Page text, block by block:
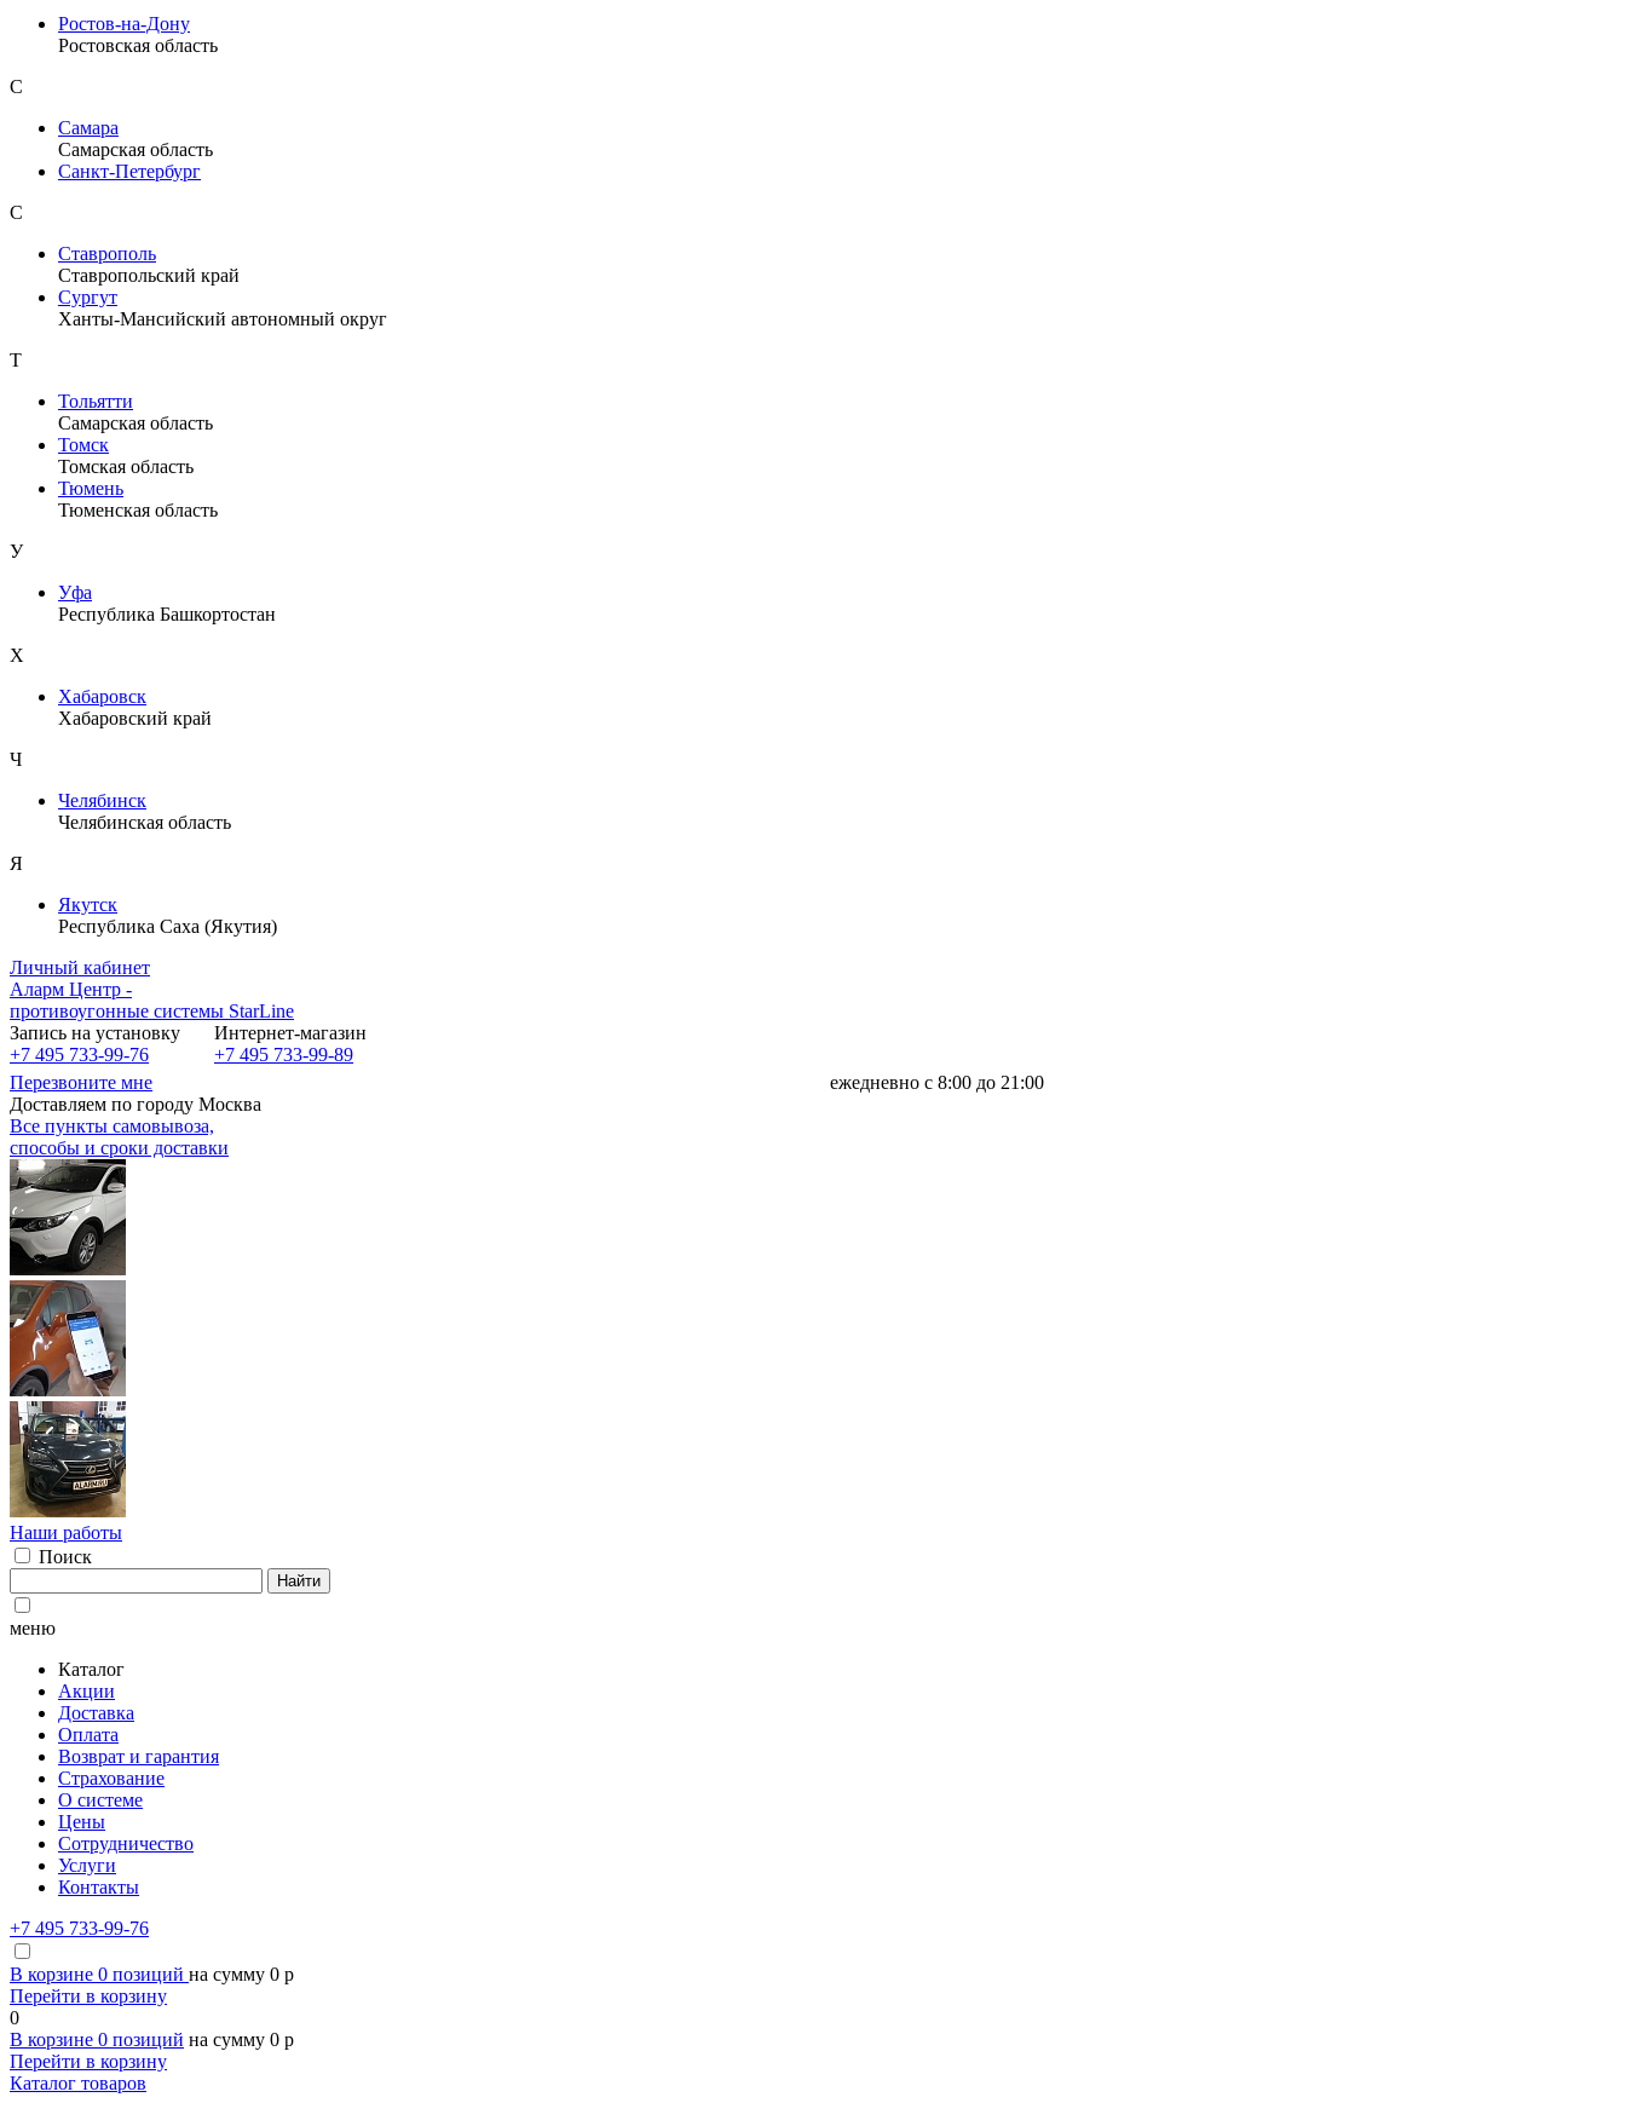
Ростов-на-Дону
Ростовская область
С
Самара
Самарская область
Санкт-Петербург
С
Ставрополь
Ставропольский край
Сургут
Ханты-Мансийский автономный округ
Т
Тольятти
Самарская область
Томск
Томская область
Тюмень
Тюменская область
У
Уфа
Республика Башкортостан
Х
Хабаровск
Хабаровский край
Ч
Челябинск
Челябинская область
Я
Якутск
Республика Саха (Якутия)
Личный кабинет
Аларм Центр -
противоугонные системы StarLine
Запись на установку
+7 495 733-99-76
Интернет-магазин
+7 495 733-99-89
Перезвоните мне
ежедневно с 8:00 до 21:00
Доставляем по городу Москва
Все пункты самовывоза,
способы и сроки доставки
Наши работы
Поиск
Найти
меню
Каталог
Акции
Доставка
Оплата
Возврат и гарантия
Страхование
О системе
Цены
Сотрудничество
Услуги
Контакты
+7 495 733-99-76
В корзине 0 позиций на сумму 0 p
Перейти в корзину
0
В корзине 0 позиций на сумму 0 p
Перейти в корзину
Каталог товаров